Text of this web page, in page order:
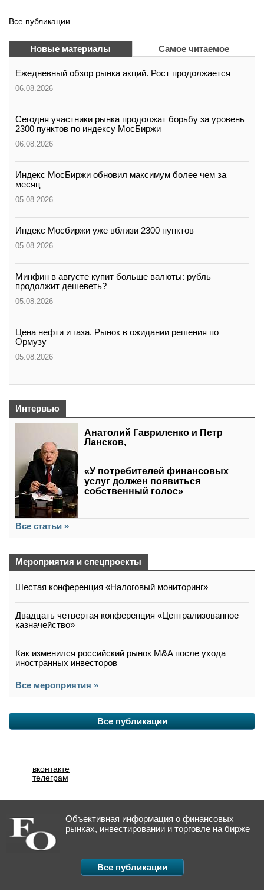
Все публикации
Новые материалы Самое читаемое
Ежедневный обзор рынка акций. Рост продолжается
06.08.2026
Сегодня участники рынка продолжат борьбу за уровень
2300 пунктов по индексу МосБиржи
06.08.2026
Индекс МосБиржи обновил максимум более чем за
месяц
05.08.2026
Индекс Мосбиржи уже вблизи 2300 пунктов
05.08.2026
Минфин в августе купит больше валюты: рубль
продолжит дешеветь?
05.08.2026
Цена нефти и газа. Рынок в ожидании решения по
Ормузу
05.08.2026
Интервью
Анатолий Гавриленко и Петр
Лансков,
«У потребителей финансовых
услуг должен появиться
собственный голос»
Все статьи »
Мероприятия и спецпроекты
Шестая конференция «Налоговый мониторинг»
Двадцать четвертая конференция «Централизованное
казначейство»
Как изменился российский рынок M&A после ухода
иностранных инвесторов
Все мероприятия »
Все публикации
вконтакте
телеграм
Объективная информация о финансовых
рынках, инвестировании и торговле на бирже
Все публикации